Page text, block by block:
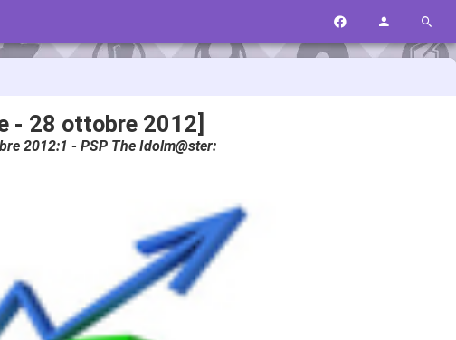
- 28 ottobre 2012]
2012:1 - PSP The Idolm@ster: